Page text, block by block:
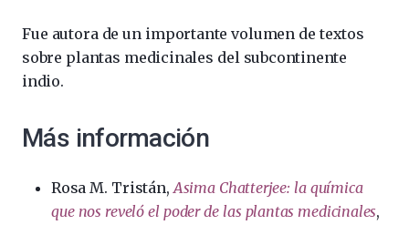
Fue autora de un importante volumen de textos
sobre plantas medicinales del subcontinente
indio.
Más información
Rosa M. Tristán,Asima Chatterjee: la química
que nos reveló el poder de las plantas medicinales,